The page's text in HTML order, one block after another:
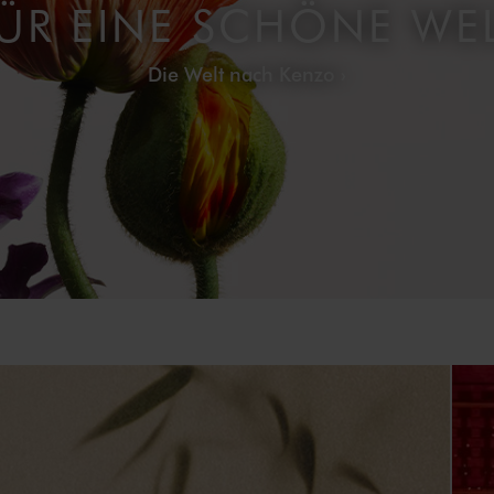
EINE SCHÖNE
Die Welt nach Kenzo